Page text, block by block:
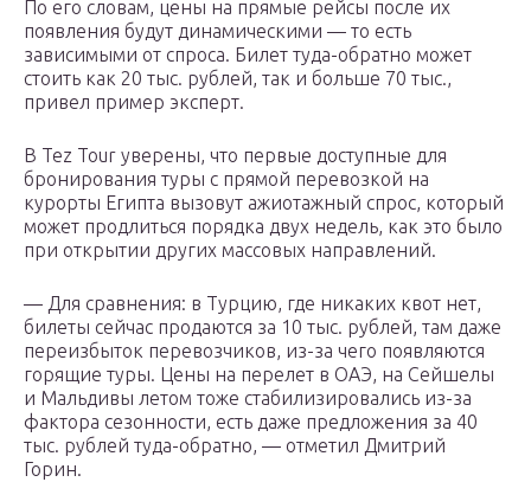
По его словам, цены на прямые рейсы после их
появления будут динамическими — то есть
зависимыми от спроса. Билет туда-обратно может
стоить как 20 тыс. рублей, так и больше 70 тыс.,
привел пример эксперт.
В Tez Tour уверены, что первые доступные для
бронирования туры с прямой перевозкой на
курорты Египта вызовут ажиотажный спрос, который
может продлиться порядка двух недель, как это было
при открытии других массовых направлений.
— Для сравнения: в Турцию, где никаких квот нет,
билеты сейчас продаются за 10 тыс. рублей, там даже
переизбыток перевозчиков, из-за чего появляются
горящие туры. Цены на перелет в ОАЭ, на Сейшелы
и Мальдивы летом тоже стабилизировались из-за
фактора сезонности, есть даже предложения за 40
тыс. рублей туда-обратно, — отметил Дмитрий
Горин.